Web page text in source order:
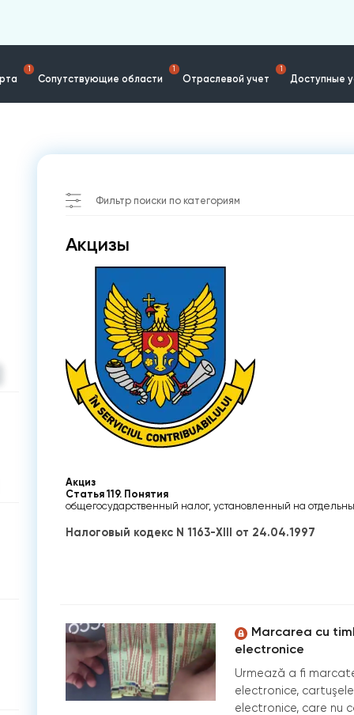
1
Сопутствующие области
1
Отраслевой учет
1
Доступные
Фильтр поиски по категориям
Акцизы
Акциз
Статья 119. Понятия
общегосударственный налог, установленный на
Налоговый кодекс N 1163-XIII от 24.04.1997
Marcarea cu
electronice
Urmează a fi
electronice,
electronice, care nu